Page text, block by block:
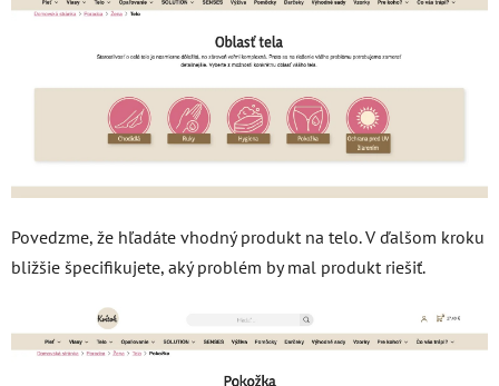
Povedzme, že hľadáte vhodný produkt na telo. V ďalšom kroku
bližšie špecifikujete, aký problém by mal produkt riešiť.